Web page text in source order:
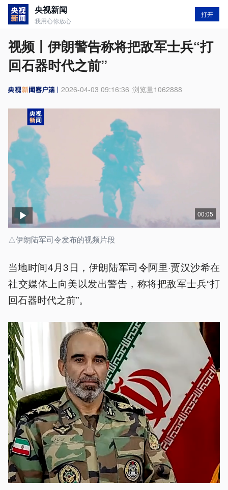
央视新闻
我用心你放心
打开
视频丨伊朗警告称将把敌军士兵“打
回石器时代之前”
2026-04-03 09:16:36 浏览量1062888
00:05
△伊朗陆军司令发布的视频片段
当地时间4月3日，伊朗陆军司令阿里·贾汉沙希在
社交媒体上向美以发出警告，称将把敌军士兵“打
回石器时代之前”。